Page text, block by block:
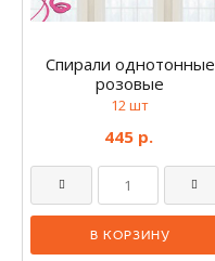
Спирали однотонные
розовые
12 шт
445 р.